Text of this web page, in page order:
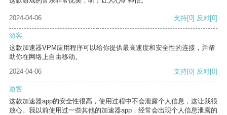
2024-04-06 支持[0] 反对[0]
游客
这款加速器VPM应用程序可以给你提供最高速度和安全性的连接，并帮
助你在网络上自由移动。
2024-04-06
支持[0] 反对[0]
游客
这款加速器app的安全性很高，使用过程中不会泄露个人信息，这让我很
放心。我以前使用过一些其他的加速器app，经常会出现个人信息泄露的